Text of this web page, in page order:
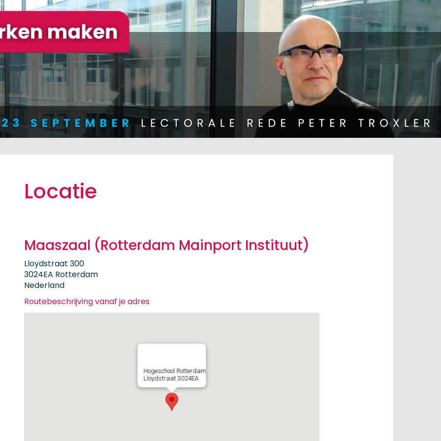
Locatie
Maaszaal (Rotterdam Mainport Instituut)
Lloydstraat 300
3024EA Rotterdam
Nederland
Routebeschrijving vanaf je adres
Hogeschool Rotterdam
Lloydstraat 3024EA